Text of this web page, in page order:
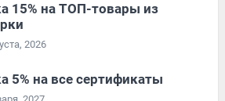
15% на ТОП-товары из
2026
5% на все сертификаты